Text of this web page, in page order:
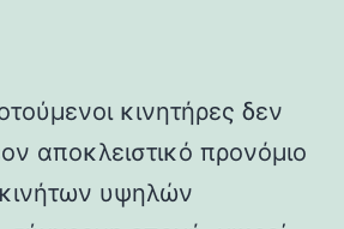
κινητήρες δεν
αποκλειστικό προνόμιο
υψηλών